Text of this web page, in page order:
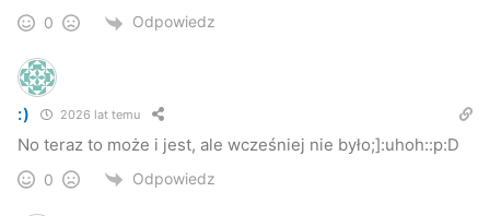
0 Odpowiedz
:) 2026 lat temu
No teraz to może i jest, ale wcześniej nie było;]:uhoh::p:D
0 Odpowiedz